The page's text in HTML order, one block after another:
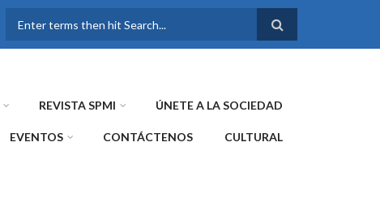
FORMULARIO DE
REVISTA SPMI ÚNETE A LA SOCIEDAD
EVENTOS CONTÁCTENOS CULTURAL